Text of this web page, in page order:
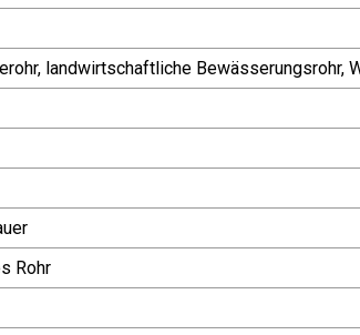
landwirtschaftliche Bewässerungsrohr,
Rohr